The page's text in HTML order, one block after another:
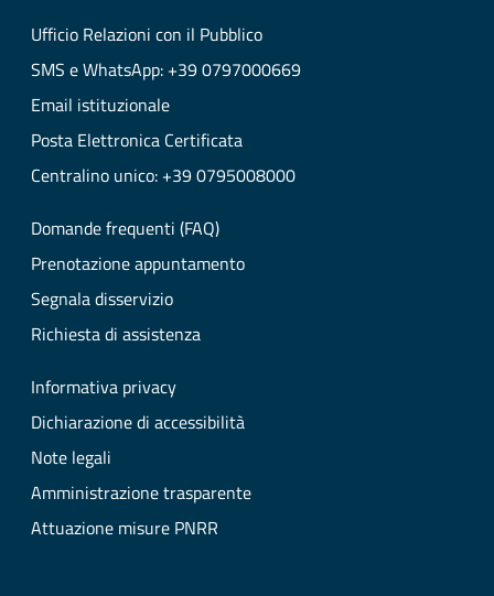
Ufficio Relazioni con il Pubblico
SMS e WhatsApp: +39 0797000669
Email istituzionale
Posta Elettronica Certificata
Centralino unico: +39 0795008000
Domande frequenti (FAQ)
Prenotazione appuntamento
Segnala disservizio
Richiesta di assistenza
Informativa privacy
Dichiarazione di accessibilità
Note legali
Amministrazione trasparente
Attuazione misure PNRR